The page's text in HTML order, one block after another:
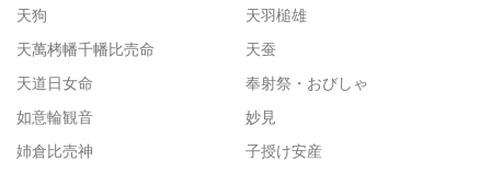
天狗
天羽槌雄
天萬栲幡千幡比売命
天蚕
天道日女命
奉射祭・おびしゃ
如意輪観音
妙見
姉倉比売神
子授け安産